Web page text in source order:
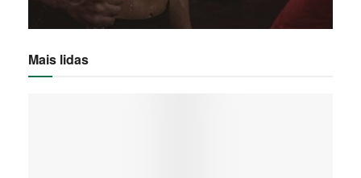
Mais lidas